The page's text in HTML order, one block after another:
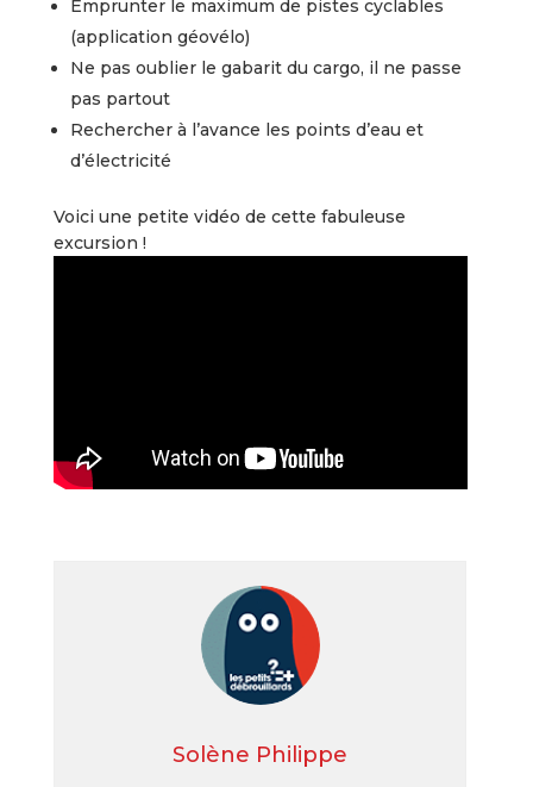
Emprunter le maximum de pistes cyclables
(application géovélo)
Ne pas oublier le gabarit du cargo, il ne passe
pas partout
Rechercher à l’avance les points d’eau et
d’électricité
Voici une petite vidéo de cette fabuleuse
excursion !
Solène Philippe